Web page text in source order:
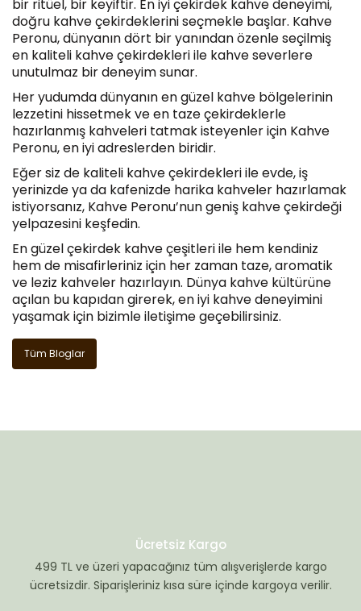
bir ritüel, bir keyiftir. En iyi çekirdek kahve deneyimi,
doğru kahve çekirdeklerini seçmekle başlar. Kahve
Peronu, dünyanın dört bir yanından özenle seçilmiş
en kaliteli kahve çekirdekleri ile kahve severlere
unutulmaz bir deneyim sunar.
Her yudumda dünyanın en güzel kahve bölgelerinin
lezzetini hissetmek ve en taze çekirdeklerle
hazırlanmış kahveleri tatmak isteyenler için Kahve
Peronu, en iyi adreslerden biridir.
Eğer siz de kaliteli kahve çekirdekleri ile evde, iş
yerinizde ya da kafenizde harika kahveler hazırlamak
istiyorsanız, Kahve Peronu’nun geniş kahve çekirdeği
yelpazesini keşfedin.
En güzel çekirdek kahve çeşitleri ile hem kendiniz
hem de misafirleriniz için her zaman taze, aromatik
ve leziz kahveler hazırlayın. Dünya kahve kültürüne
açılan bu kapıdan girerek, en iyi kahve deneyimini
yaşamak için bizimle iletişime geçebilirsiniz.
Tüm Bloglar
Ücretsiz Kargo
499 TL ve üzeri yapacağınız tüm alışverişlerde kargo
ücretsizdir. Siparişleriniz kısa süre içinde kargoya verilir.